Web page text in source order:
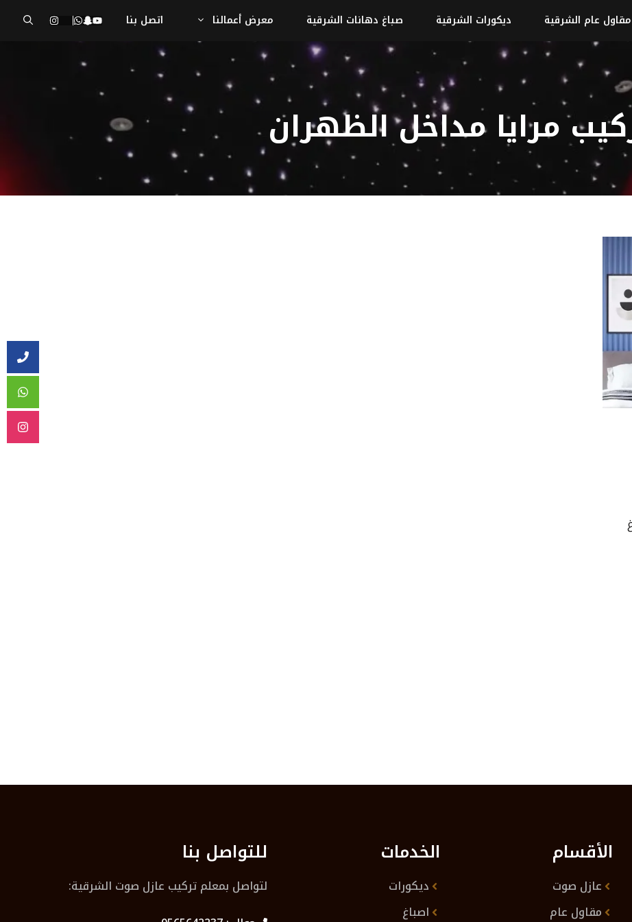
مقاول عام الشرقية ديكورات الشرقية صباغ دهانات الشرقية معرض أعمالنا اتصل بنا
مرايا مداخل الظهران
الأقسام
عازل صوت
مقاول عام
الخدمات
ديكورات
اصباغ
للتواصل بنا
لتواصل بمعلم تركيب عازل صوت الشرقية: